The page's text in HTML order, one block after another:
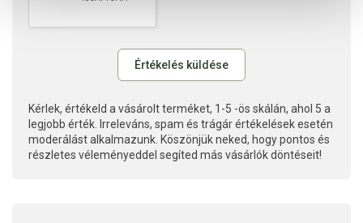
Kérlek, értékeld a vásárolt terméket, 1-5 -ös skálán, ahol 5 a
legjobb érték. Irreleváns, spam és trágár értékelések esetén
moderálást alkalmazunk. Köszönjük neked, hogy pontos és
részletes véleményeddel segíted más vásárlók döntéseit!